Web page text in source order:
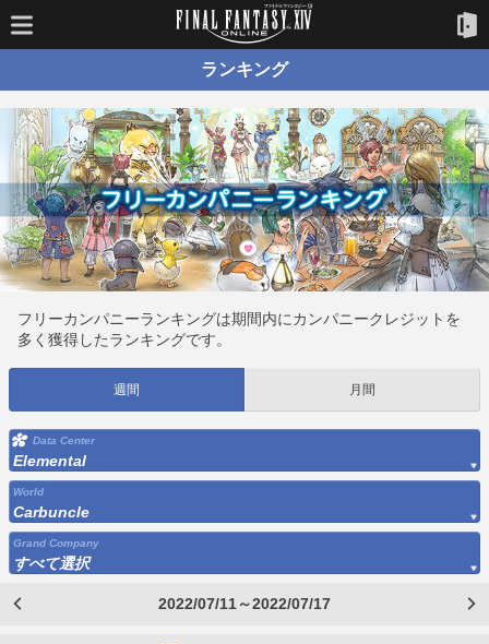
ランキング
フリーカンパニーランキングは期間内にカンパニークレジットを
多く獲得したランキングです。
週間 月間
Data Center
Elemental
World
Carbuncle
Grand Company
すべて選択
2022/07/11～2022/07/17